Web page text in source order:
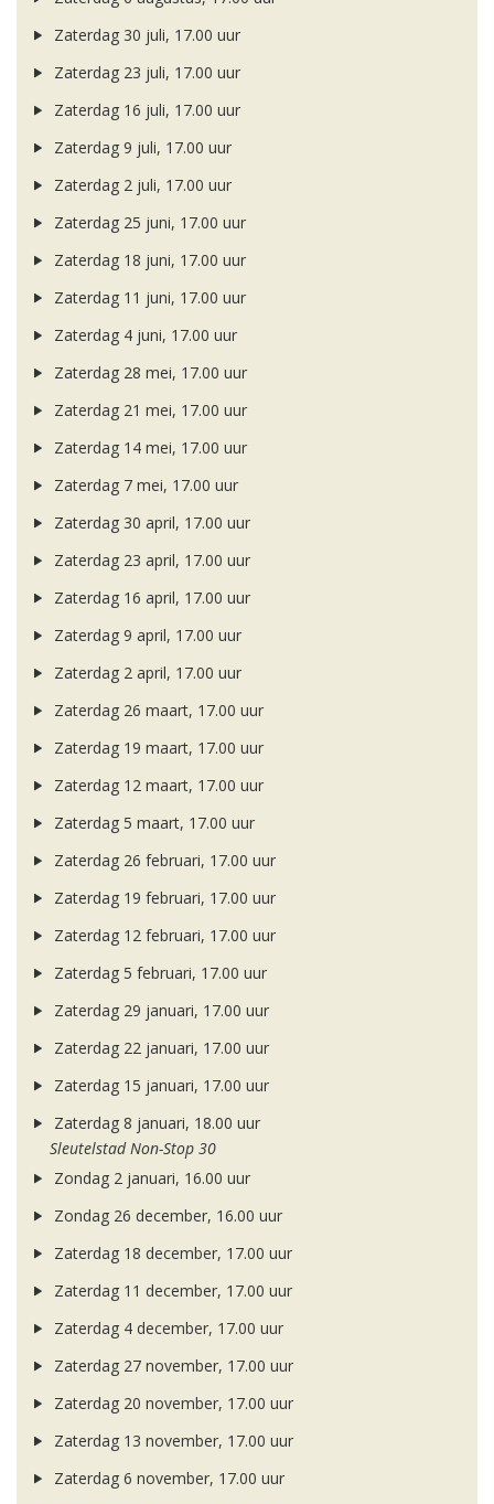
Zaterdag 30 juli, 17.00 uur
Zaterdag 23 juli, 17.00 uur
Zaterdag 16 juli, 17.00 uur
Zaterdag 9 juli, 17.00 uur
Zaterdag 2 juli, 17.00 uur
Zaterdag 25 juni, 17.00 uur
Zaterdag 18 juni, 17.00 uur
Zaterdag 11 juni, 17.00 uur
Zaterdag 4 juni, 17.00 uur
Zaterdag 28 mei, 17.00 uur
Zaterdag 21 mei, 17.00 uur
Zaterdag 14 mei, 17.00 uur
Zaterdag 7 mei, 17.00 uur
Zaterdag 30 april, 17.00 uur
Zaterdag 23 april, 17.00 uur
Zaterdag 16 april, 17.00 uur
Zaterdag 9 april, 17.00 uur
Zaterdag 2 april, 17.00 uur
Zaterdag 26 maart, 17.00 uur
Zaterdag 19 maart, 17.00 uur
Zaterdag 12 maart, 17.00 uur
Zaterdag 5 maart, 17.00 uur
Zaterdag 26 februari, 17.00 uur
Zaterdag 19 februari, 17.00 uur
Zaterdag 12 februari, 17.00 uur
Zaterdag 5 februari, 17.00 uur
Zaterdag 29 januari, 17.00 uur
Zaterdag 22 januari, 17.00 uur
Zaterdag 15 januari, 17.00 uur
Zaterdag 8 januari, 18.00 uur
Sleutelstad Non-Stop 30
Zondag 2 januari, 16.00 uur
Zondag 26 december, 16.00 uur
Zaterdag 18 december, 17.00 uur
Zaterdag 11 december, 17.00 uur
Zaterdag 4 december, 17.00 uur
Zaterdag 27 november, 17.00 uur
Zaterdag 20 november, 17.00 uur
Zaterdag 13 november, 17.00 uur
Zaterdag 6 november, 17.00 uur